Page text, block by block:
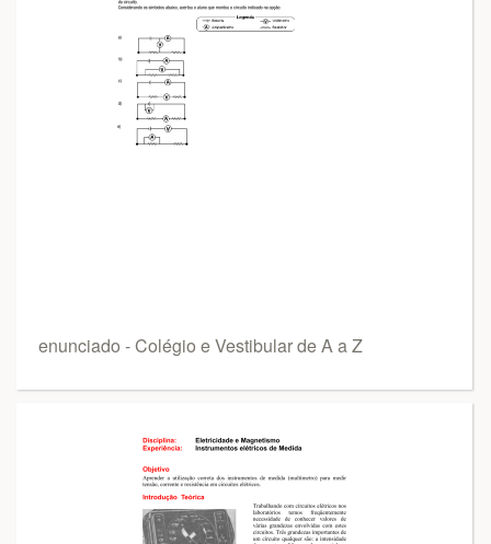
enunciado - Colégio e Vestibular de A a Z